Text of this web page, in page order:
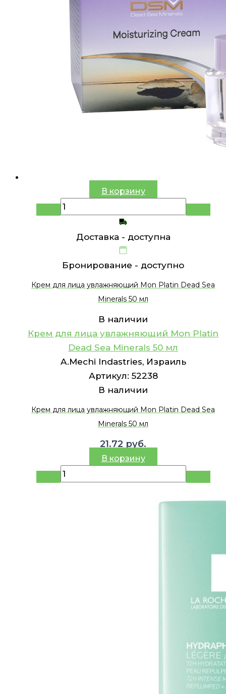
В корзину
Доставка - доступна
Бронирование - доступно
Крем для лица увлажняющий Mon Platin Dead Sea
Minerals 50 мл
В наличии
Крем для лица увлажняющий Mon Platin
Dead Sea Minerals 50 мл
A.Mechi Indastries, Израиль
Артикул: 52238
В наличии
Крем для лица увлажняющий Mon Platin Dead Sea
Minerals 50 мл
21.72 руб.
В корзину